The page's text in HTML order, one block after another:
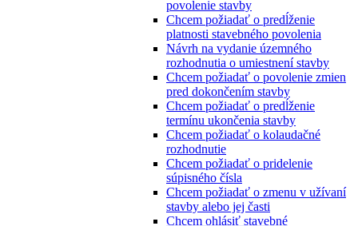
povolenie stavby
Chcem požiadať o predĺženie
platnosti stavebného povolenia
Návrh na vydanie územného
rozhodnutia o umiestnení stavby
Chcem požiadať o povolenie zmien
pred dokončením stavby
Chcem požiadať o predĺženie
termínu ukončenia stavby
Chcem požiadať o kolaudačné
rozhodnutie
Chcem požiadať o pridelenie
súpisného čísla
Chcem požiadať o zmenu v užívaní
stavby alebo jej časti
Chcem ohlásiť stavebné